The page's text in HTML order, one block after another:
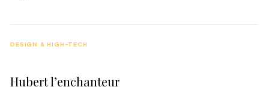
Hubert l’enchanteur
DESIGN & HIGH-TECH